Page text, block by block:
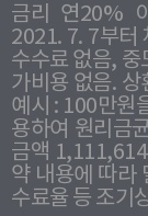
금리 연20%
2021. 7. 7부터
수수료 없음,
가비용 없음.
예시 : 100만원
용하여 원리금
금액
약 내용에 따라
수료율 등 조기